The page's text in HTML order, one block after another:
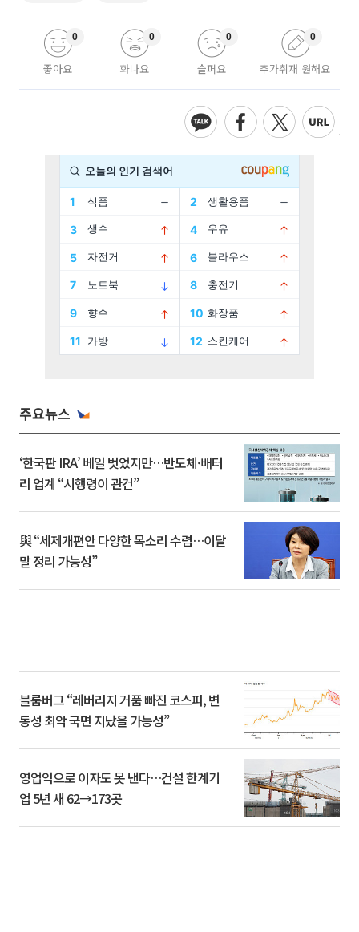
좋아요
0
화나요
0
슬퍼요
0
추가취재 원해요
0
주요뉴스
‘한국판 IRA’ 베일 벗었지만…반도체·배터
리 업계 “시행령이 관건”
與 “세제개편안 다양한 목소리 수렴…이달
말 정리 가능성”
블룸버그 “레버리지 거품 빠진 코스피, 변
동성 최악 국면 지났을 가능성”
영업익으로 이자도 못 낸다…건설 한계기
업 5년 새 62→173곳